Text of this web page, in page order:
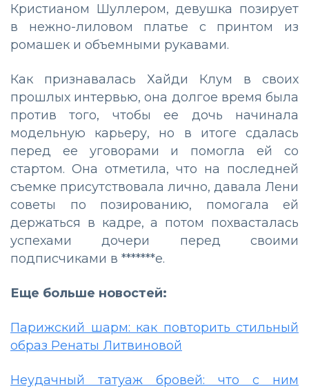
Кристианом Шуллером, девушка позирует
в нежно-лиловом платье с принтом из
ромашек и объемными рукавами.
Как признавалась Хайди Клум в своих
прошлых интервью, она долгое время была
против того, чтобы ее дочь начинала
модельную карьеру, но в итоге сдалась
перед ее уговорами и помогла ей со
стартом. Она отметила, что на последней
съемке присутствовала лично, давала Лени
советы по позированию, помогала ей
держаться в кадре, а потом похвасталась
успехами дочери перед своими
подписчиками в *******е.
Еще больше новостей:
Парижский шарм: как повторить стильный
образ Ренаты Литвиновой
Неудачный татуаж бровей: что с ним